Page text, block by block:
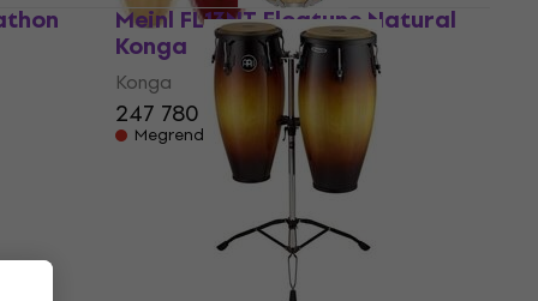
Meinl FL13NT Floatune Natural
Konga
Konga
247 780 Ft
Megrendelésre